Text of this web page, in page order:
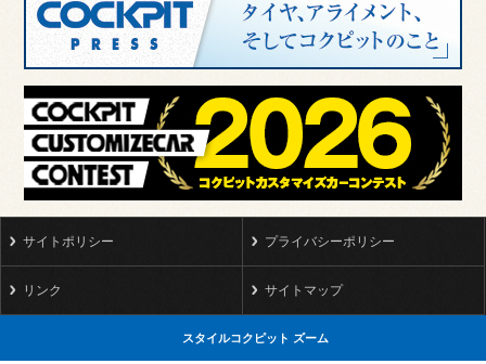
サイトポリシー プライバシーポリシー
リンク サイトマップ
スタイルコクピット ズーム